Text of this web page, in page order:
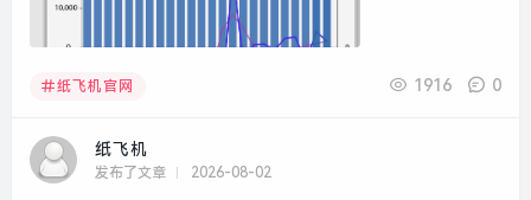
纸飞机官网 1916 0
纸飞机
发布了文章 2026-08-02